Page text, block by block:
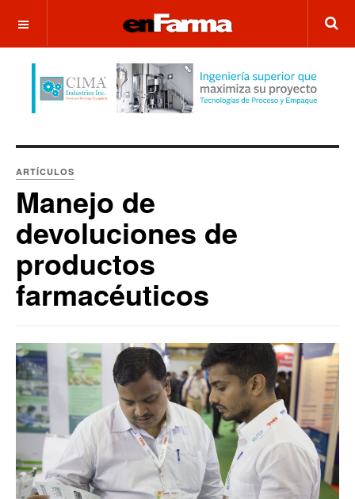
OFF CANVAS
ARTÍCULOS
Manejo de
devoluciones de
productos
farmacéuticos